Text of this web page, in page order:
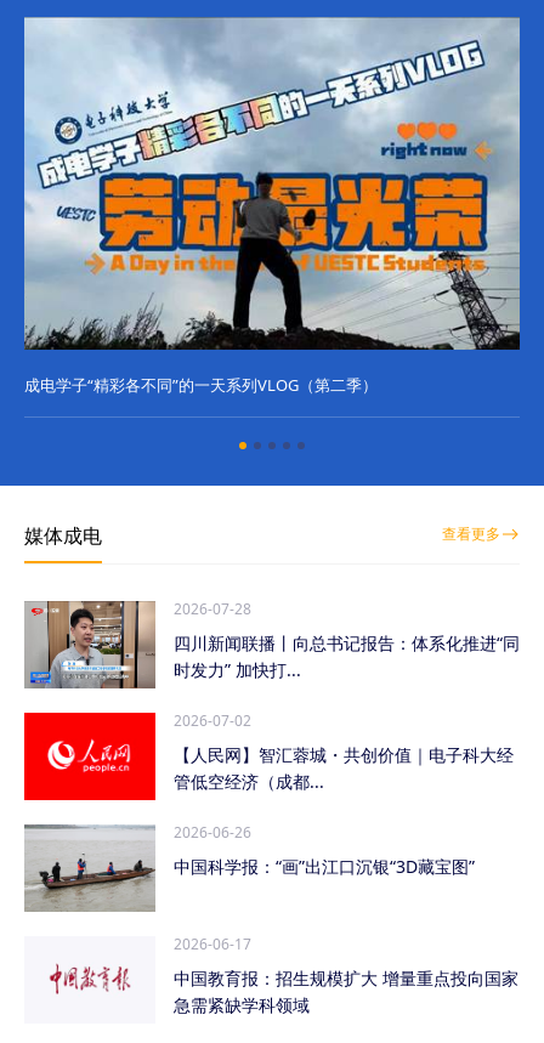
成电学子“精彩各不同”的一天系列VLOG（第二季）
媒体成电 查看更多
2026-07-28
四川新闻联播丨向总书记报告：体系化推进“同
时发力” 加快打...
2026-07-02
【人民网】智汇蓉城・共创价值｜电子科大经
管低空经济（成都...
2026-06-26
中国科学报：“画”出江口沉银“3D藏宝图”
2026-06-17
中国教育报：招生规模扩大 增量重点投向国家
急需紧缺学科领域